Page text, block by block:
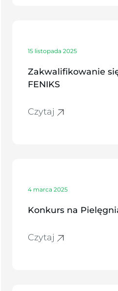
15 listopada 2025
Zakwalifikowanie
FENIKS
Czytaj
4 marca 2025
Konkurs na
Czytaj